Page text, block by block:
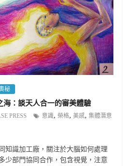
秘
海：談天人合一的審美體驗
PRESS 意識, 榮格,美感,集體潛意
知識加工廠，關注於大腦如何處理
少部門協同合作，包含視覺，注意